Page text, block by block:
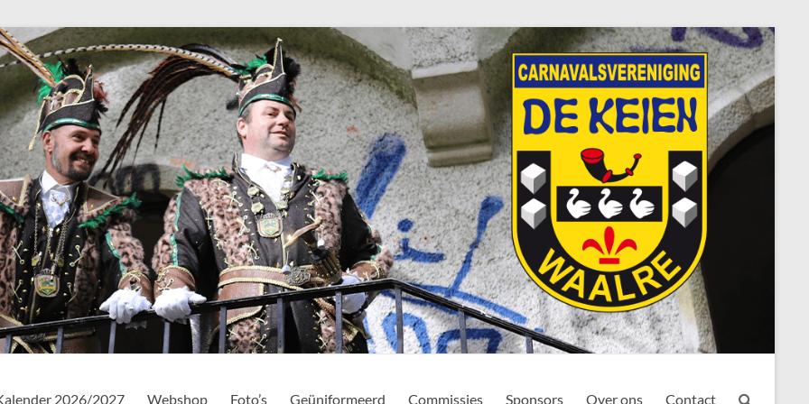
2026/2027 Webshop Foto’s Geüniformeerd Commissies Sponsors Over ons Contact